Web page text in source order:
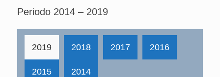
Periodo 2014 – 2019
2019 2018 2017 2016
2015 2014